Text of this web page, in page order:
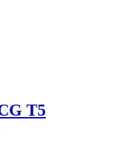
T5